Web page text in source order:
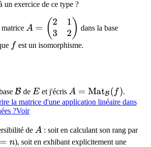
un exercice de ce type ?
matrice
A =
\begin{pmatrix}
2 & 1 \\ 3 & 2
A = ( 2
3
1
2 ) dans la base
ff est un isomorphisme.
\mathcal{B}
Bde E
Eet j'écris A =
A = MatB( f).
la matrice d'une application linéaire dans
?Voir
de A
A : soit en calculant son rang par
= n), soit en exhibant explicitement une